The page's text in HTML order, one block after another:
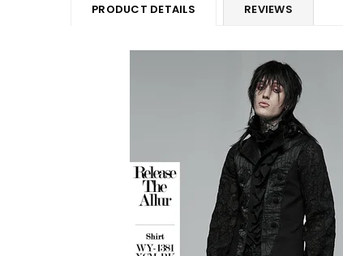
PRODUCT DETAILS REVIEWS